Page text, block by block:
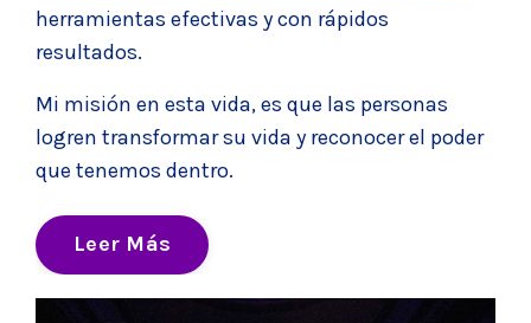
herramientas efectivas y con rápidos
resultados.
Mi misión en esta vida, es que las personas
logren transformar su vida y reconocer el poder
que tenemos dentro.
Leer Más